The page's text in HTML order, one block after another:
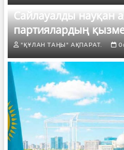
Сайлауалды науқан
партиялардың
"ҚҰЛАН ТАҢЫ" АҚПАРАТ.